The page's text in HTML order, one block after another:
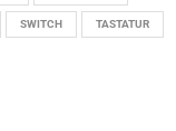
SWITCH TASTATUR